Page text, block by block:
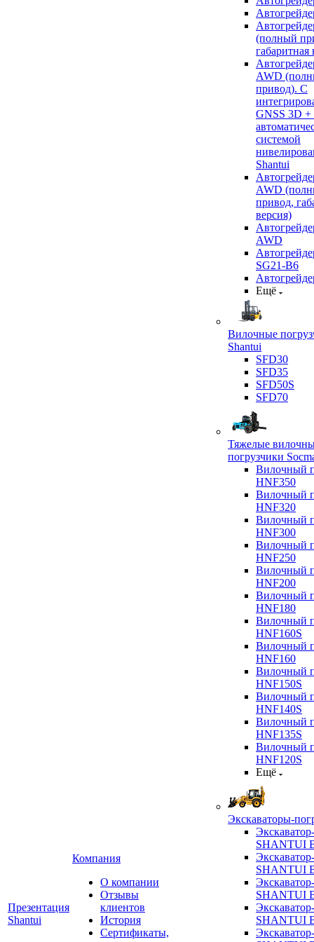
Презентация
Shantui
Компания
О компании
Отзывы
клиентов
История
Сертификаты,
(полный
габаритная
AWD
привод). С
GNSS 3D +
системой
Shantui
AWD
привод,
версия)
AWD
SG21-B6
Ещё
Вилочные
Shantui
SFD30
SFD35
SFD50S
SFD70
Тяжелые
погрузчики
Вилочный
HNF350
Вилочный
HNF320
Вилочный
HNF300
Вилочный
HNF250
Вилочный
HNF200
Вилочный
HNF180
Вилочный
HNF160S
Вилочный
HNF160
Вилочный
HNF150S
Вилочный
HNF140S
Вилочный
HNF135S
Вилочный
HNF120S
Ещё
Экскаваторы-
SHANTUI
SHANTUI
SHANTUI
SHANTUI